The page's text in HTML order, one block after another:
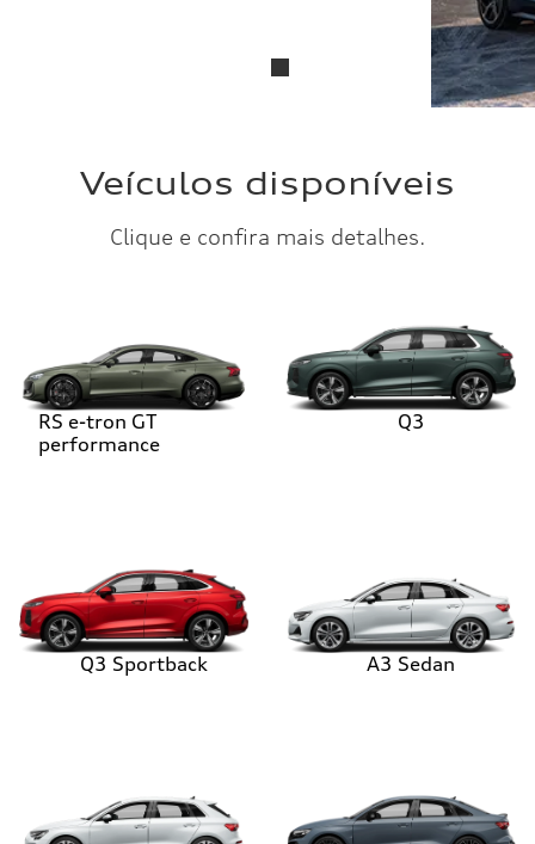
Veículos disponíveis
Clique e confira mais detalhes.
RS e-tron GT
performance
Q3
Q3 Sportback A3 Sedan